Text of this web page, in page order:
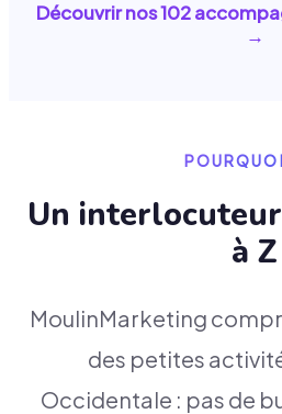
Découvrir nos102
→
Un interlocuteur
à Z
MoulinMarketing
des petites
Occidentale : pas de